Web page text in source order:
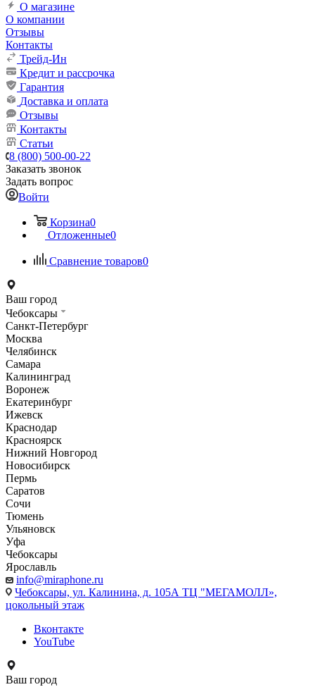
О магазине
О компании
Отзывы
Контакты
Трейд-Ин
Кредит и рассрочка
Гарантия
Доставка и оплата
Отзывы
Контакты
Статьи
8 (800) 500-00-22
Заказать звонок
Задать вопрос
Войти
Корзина0
Отложенные0
Сравнение товаров0
Ваш город
Чебоксары
Санкт-Петербург
Москва
Челябинск
Самара
Калининград
Воронеж
Екатеринбург
Ижевск
Краснодар
Красноярск
Нижний Новгород
Новосибирск
Пермь
Саратов
Сочи
Тюмень
Ульяновск
Уфа
Чебоксары
Ярославль
info@miraphone.ru
Чебоксары, ул. Калинина, д. 105А ТЦ "МЕГАМОЛЛ»,
цокольный этаж
Вконтакте
YouTube
Ваш город